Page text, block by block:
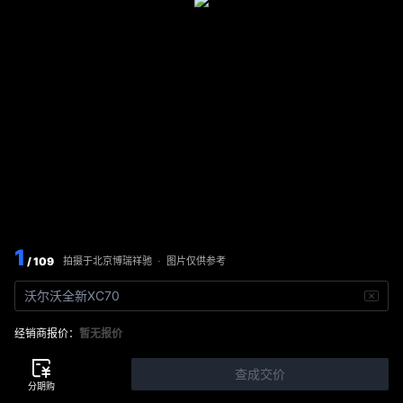
1 / 109 拍摄于北京博瑞祥驰 · 图片仅供参考
沃尔沃全新XC70
经销商报价： 暂无报价
查成交价